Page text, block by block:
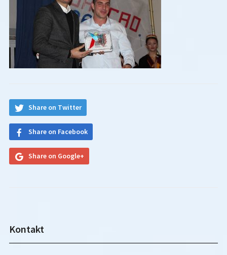
Share on Twitter
Share on Facebook
Share on Google+
Kontakt